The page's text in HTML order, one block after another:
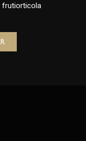
frutiorticola